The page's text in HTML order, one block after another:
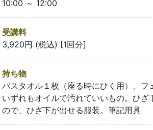
10:00 ～ 12:00
受講料
3,920円 (税込) [1回分]
持ち物
バスタオル１枚（座る時にひく用）、フ
いずれもオイルで汚れていいもの。ひざ
ので、ひざ下が出せる服装。筆記用具